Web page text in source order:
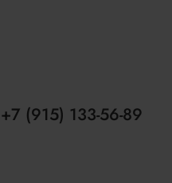
+7 (915) 133-56-89